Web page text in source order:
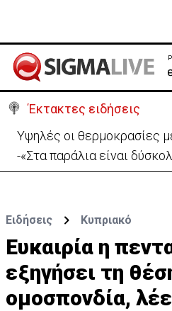
Έκτακτες ειδήσεις
«Βολές» ΠτΔ σε ΔΗΣΥ και
τελειώσει με τους
Ειδήσεις Κυπριακό
Ευκαιρία η
εξηγήσει τη
ομοσπονδία,